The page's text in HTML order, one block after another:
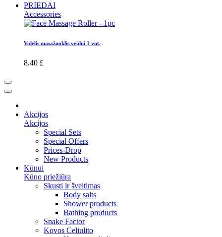
PRIEDAI
Accessories
Volelis masažuoklis veidui 1 vnt.
8,40 £
Akcijos
Akcijos
Special Sets
Special Offers
Prices-Drop
New Products
Kūnui
Kūno priežiūra
Skusti ir šveitimas
Body salts
Shower products
Bathing products
Snake Factor
Kovos Celiulito